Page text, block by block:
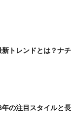
トレンドとは？ナチ
の注目スタイルと長